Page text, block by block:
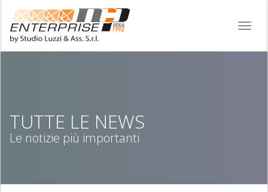
TUTTE LE NEWS
Le notizie più importanti